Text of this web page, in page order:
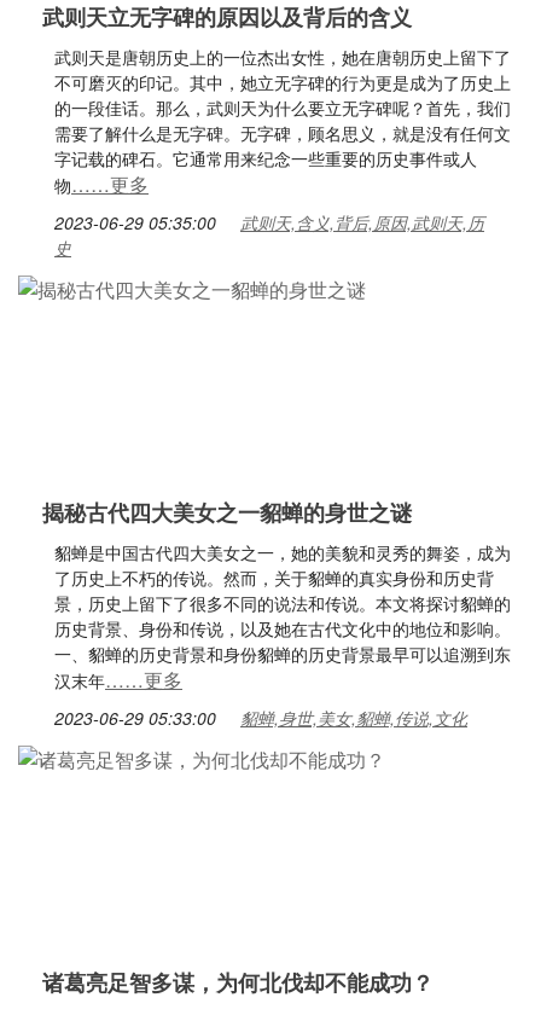
武则天立无字碑的原因以及背后的含义
武则天是唐朝历史上的一位杰出女性，她在唐朝历史上留下了
不可磨灭的印记。其中，她立无字碑的行为更是成为了历史上
的一段佳话。那么，武则天为什么要立无字碑呢？首先，我们
需要了解什么是无字碑。无字碑，顾名思义，就是没有任何文
字记载的碑石。它通常用来纪念一些重要的历史事件或人
物……更多
2023-06-29 05:35:00
武则天,含义,背后,原因,武则天,历
史
揭秘古代四大美女之一貂蝉的身世之谜
貂蝉是中国古代四大美女之一，她的美貌和灵秀的舞姿，成为
了历史上不朽的传说。然而，关于貂蝉的真实身份和历史背
景，历史上留下了很多不同的说法和传说。本文将探讨貂蝉的
历史背景、身份和传说，以及她在古代文化中的地位和影响。
一、貂蝉的历史背景和身份貂蝉的历史背景最早可以追溯到东
汉末年……更多
2023-06-29 05:33:00 貂蝉,身世,美女,貂蝉,传说,文化
诸葛亮足智多谋，为何北伐却不能成功？